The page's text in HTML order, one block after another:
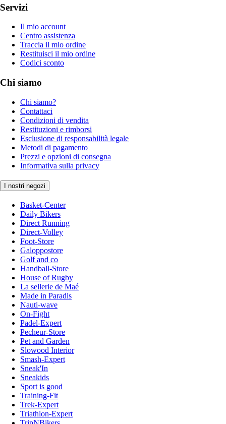
Servizi
Il mio account
Centro assistenza
Traccia il mio ordine
Restituisci il mio ordine
Codici sconto
Chi siamo
Chi siamo?
Contattaci
Condizioni di vendita
Restituzioni e rimborsi
Esclusione di responsabilità legale
Metodi di pagamento
Prezzi e opzioni di consegna
Informativa sulla privacy
I nostri negozi
Basket-Center
Daily Bikers
Direct Running
Direct-Volley
Foot-Store
Galoppostore
Golf and co
Handball-Store
House of Rugby
La sellerie de Maé
Made in Paradis
Nauti-wave
On-Fight
Padel-Expert
Pecheur-Store
Pet and Garden
Slowood Interior
Smash-Expert
Sneak'In
Sneakids
Sport is good
Training-Fit
Trek-Expert
Triathlon-Expert